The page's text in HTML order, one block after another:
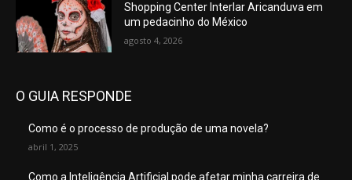
Shopping Center Interlar Aricanduva em
um pedacinho do México
agosto 4, 2026
O GUIA RESPONDE
Como é o processo de produção de uma novela?
abril 1, 2025
Como a Inteligência Artificial pode afetar minha carreira de